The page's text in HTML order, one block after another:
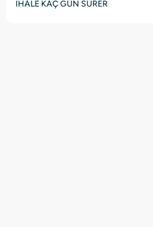
İHALE KAÇ GÜN SÜRER